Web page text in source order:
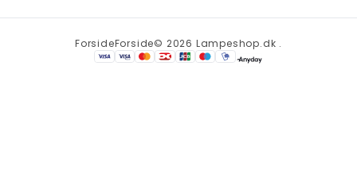
ForsideForside© 2026 Lampeshop.dk .